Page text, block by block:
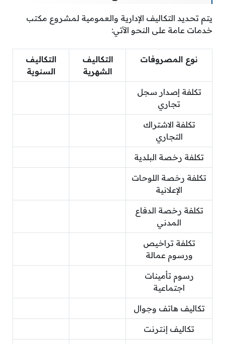
يتم تحديد التكاليف الإدارية والعمومية لمشروع مكتب
خدمات عامة على النحو الآتي:
نوع المصروفات
التكاليف
الشهرية
التكاليف
السنوية
تكلفة إصدار سجل
تجاري
تكلفة الاشتراك
التجاري
تكلفة رخصة البلدية
تكلفة رخصة اللوحات
الإعلانية
تكلفة رخصة الدفاع
المدني
تكلفة تراخيص
ورسوم عمالة
رسوم تأمينات
اجتماعية
تكاليف هاتف وجوال
تكاليف إنترنت